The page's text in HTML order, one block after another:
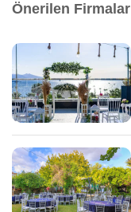
Önerilen Firmalar